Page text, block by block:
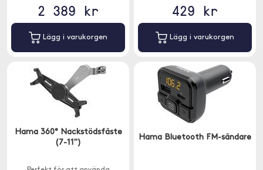
2 389 kr
Lägg i varukorgen
429 kr
Lägg i varukorgen
Hama 360° Nackstödsfäste
(7-11")
Hama Bluetooth FM-sändare